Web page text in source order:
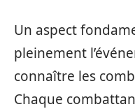
Un aspect
pleinement
connaître les
Chaque